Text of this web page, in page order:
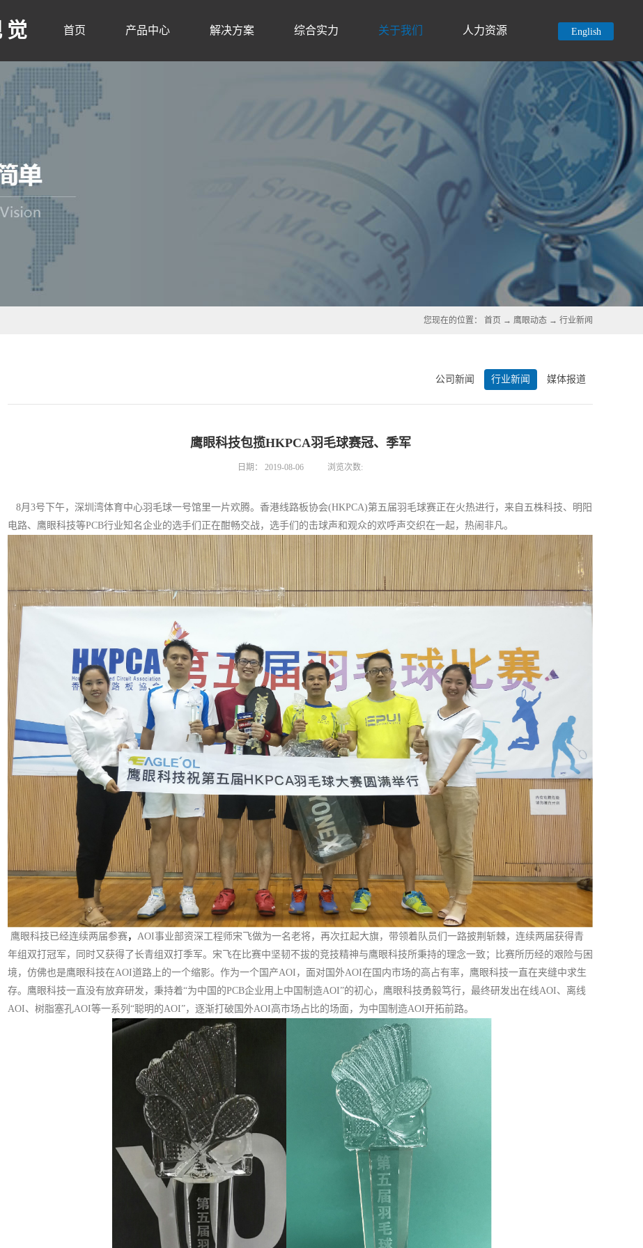
觉 English
首页 产品中心 解决方案 综合实力 关于我们 人力资源
您现在的位置： 首页 → 鹰眼动态 → 行业新闻
公司新闻 行业新闻 媒体报道
鹰眼科技包揽HKPCA羽毛球赛冠、季军
日期： 2019-08-06 浏览次数:
8月3号下午， 深圳湾体育中心羽毛球一号馆里一片欢腾。 香港线路板协会(HKPCA)第五届羽毛球赛正在火热进行， 来自 五株科技、明阳
电路、鹰眼科技等PCB行业知名企业的选手们 正在酣畅交战，选手们的击球声和观众的欢呼声交织在一起，热闹非凡。
鹰眼科技已经连续两届参赛， AOI事业部资深工程师宋飞做为一名老将，再次扛起大旗，带领着队员们一路披荆斩棘，连续两届获得青
年组双打冠军，同时又获得了长青组双打季军。宋飞在比赛中坚韧不拔的竞技精神与鹰眼科技所秉持的理念一致；比赛所历经的艰险与困
境，仿佛也是鹰眼科技在AOI道路上的一个缩影。作为一个国产AOI，面对国外AOI在国内市场的高占有率，鹰眼科技一直在夹缝中求生
存。鹰眼科技一直没有放弃研发，秉持着“为中国的PCB企业用上中国制造AOI”的初心，鹰眼科技勇毅笃行，最终研发出在线AOI、离线
AOI、树脂塞孔AOI等一系列“聪明的AOI”，逐渐打破国外AOI高市场占比的场面，为中国制造AOI开拓前路。